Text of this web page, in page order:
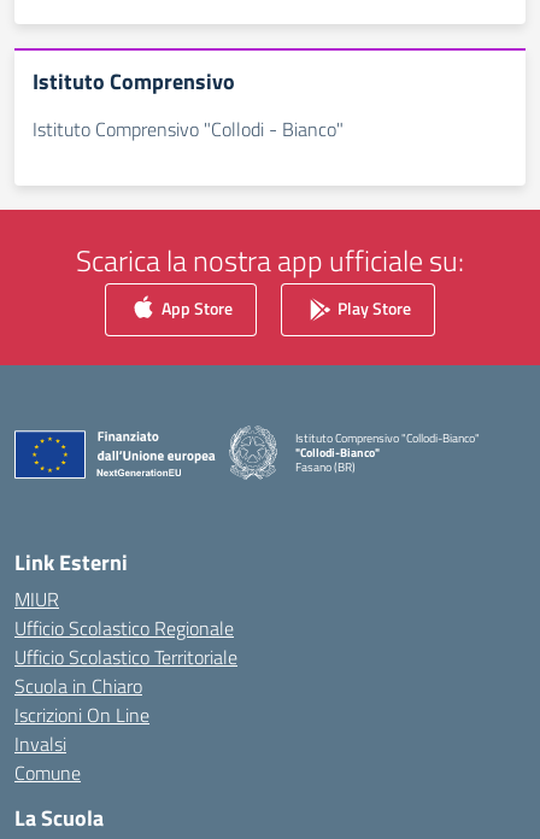
Istituto Comprensivo
Istituto Comprensivo "Collodi - Bianco"
Scarica la nostra app ufficiale su:
App Store Play Store
Istituto Comprensivo "Collodi-Bianco"
"Collodi-Bianco"
Fasano (BR)
Link Esterni
MIUR
Ufficio Scolastico Regionale
Ufficio Scolastico Territoriale
Scuola in Chiaro
Iscrizioni On Line
Invalsi
Comune
La Scuola